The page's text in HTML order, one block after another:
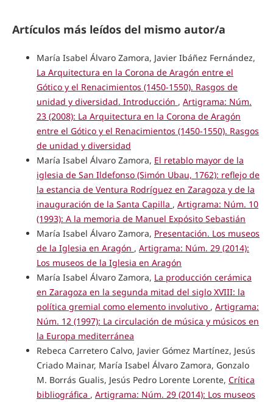
Artículos más leídos del mismo autor/a
María Isabel Álvaro Zamora, Javier Ibáñez Fernández,
La Arquitectura en la Corona de Aragón entre el
Gótico y el Renacimientos (1450-1550). Rasgos de
unidad y diversidad. Introducción , Artigrama: Núm.
23 (2008): La Arquitectura en la Corona de Aragón
entre el Gótico y el Renacimientos (1450-1550). Rasgos
de unidad y diversidad
María Isabel Álvaro Zamora, El retablo mayor de la
iglesia de San Ildefonso (Simón Ubau, 1762): reflejo de
la estancia de Ventura Rodríguez en Zaragoza y de la
inauguración de la Santa Capilla , Artigrama: Núm. 10
(1993): A la memoria de Manuel Expósito Sebastián
María Isabel Álvaro Zamora, Presentación. Los museos
de la Iglesia en Aragón , Artigrama: Núm. 29 (2014):
Los museos de la Iglesia en Aragón
María Isabel Álvaro Zamora, La producción cerámica
en Zaragoza en la segunda mitad del siglo XVIII: la
política gremial como elemento involutivo , Artigrama:
Núm. 12 (1997): La circulación de música y músicos en
la Europa mediterránea
Rebeca Carretero Calvo, Javier Gómez Martínez, Jesús
Criado Mainar, María Isabel Álvaro Zamora, Gonzalo
M. Borrás Gualis, Jesús Pedro Lorente Lorente, Crítica
bibliográfica , Artigrama: Núm. 29 (2014): Los museos